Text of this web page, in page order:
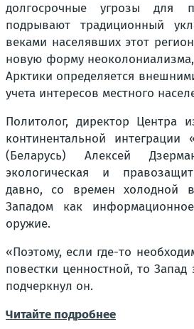
долгосрочные угрозы для
подрывают традиционный
веками населявших этот
новую форму
Арктики определяется
учета интересов местного
Политолог, директор Центра
континентальной интеграции
(Беларусь) Алексей
экологическая и
давно, со времен холодной
Западом как
оружие.
«Поэтому, если где-то
повестки ценностной, то Запад
подчеркнул он.
Читайте подробнее